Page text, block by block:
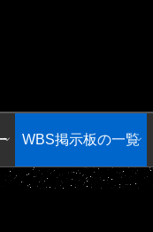
WBS掲示板の一覧